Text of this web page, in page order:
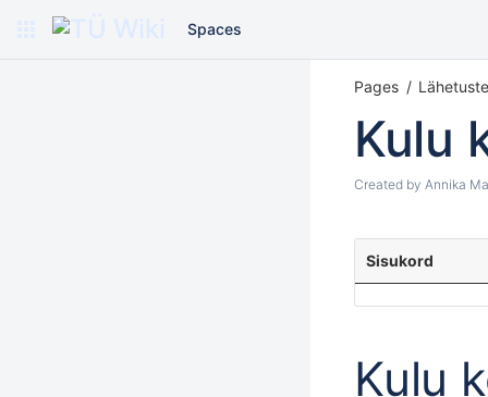
Spaces
Pages
Kulu
Created by Annika
Sisukord
Kulu